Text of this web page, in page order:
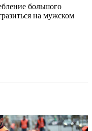
большого
на мужском